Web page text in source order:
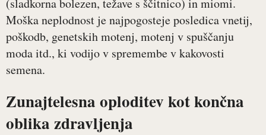
Moška neplodnost je najpogosteje posledica vnetij,
poškodb, genetskih motenj, motenj v spuščanju
moda itd., ki vodijo v spremembe v kakovosti
semena.
Zunajtelesna oploditev kot končna
oblika zdravljenja